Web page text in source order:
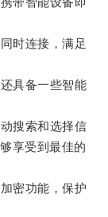
时连接，满足
具备一些智能
搜索和选择信
享受到最佳的
密功能，保护